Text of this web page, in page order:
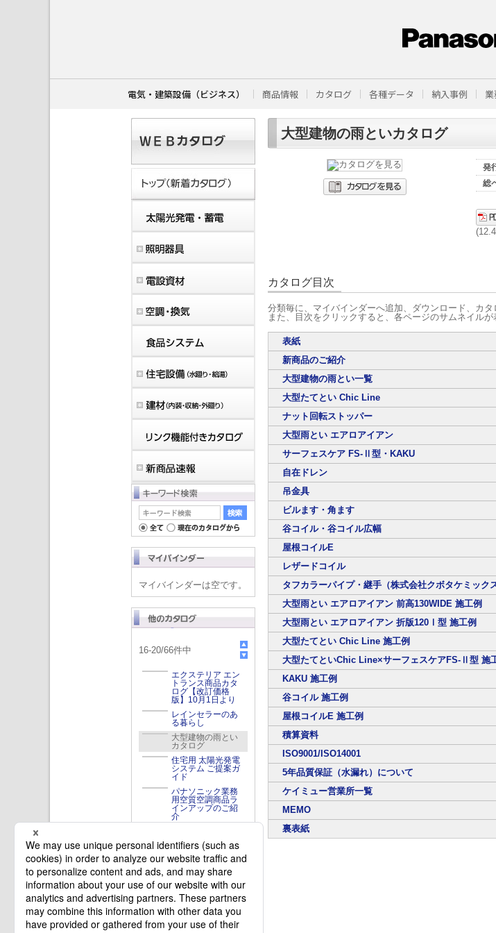
電気・建築設備（ビジネス） 商品情報 カタログ 各種データ 納入事例
大型建物の雨といカタログ
発
総
カタログ目次
分類毎に、マイバインダーへ追加、ダウンロード、カタ
また、目次をクリックすると、各ページのサムネイル
表紙
新商品のご紹介
大型建物の雨とい一覧
大型たてとい Chic Line
ナット回転ストッパー
大型雨とい エアロアイアン
サーフェスケア FS-Ⅱ型・KAKU
自在ドレン
吊金具
ビルます・角ます
谷コイル・谷コイル広幅
屋根コイルE
レザードコイル
タフカラーパイプ・継手（株式会社クボタケミックス
大型雨とい エアロアイアン 前高130WIDE 施工例
大型雨とい エアロアイアン 折版120Ⅰ型 施工例
大型たてとい Chic Line 施工例
大型たてといChic Line×サーフェスケアFS-Ⅱ型 施
KAKU 施工例
谷コイル 施工例
屋根コイルE 施工例
積算資料
ISO9001/ISO14001
5年品質保証（水漏れ）について
ケイミュー営業所一覧
MEMO
裏表紙
マイバインダーは空です。
16-20/66件中
エクステリア エン
トランス商品カタ
ログ【改訂価格
版】10月1日より
レインセラーのあ
る暮らし
大型建物の雨とい
カタログ
住宅用 太陽光発電
システム ご提案ガ
イド
パナソニック業務
用空質空調商品ラ
インアップのご紹
介